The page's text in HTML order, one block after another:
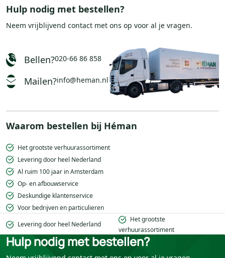
Hulp nodig met bestellen?
Neem vrijblijvend contact met ons op voor al je vragen.
Bellen?020-66 86 858
Mailen?info@heman.nl
Waarom bestellen bij Héman
Het grootste verhuurassortiment
Levering door heel Nederland
Al ruim 100 jaar in Amsterdam
Op- en afbouwservice
Deskundige klantenservice
Voor bedrijven en particulieren
Levering door heel Nederland
Het grootste
verhuurassortiment
Hulp nodig met bestellen?